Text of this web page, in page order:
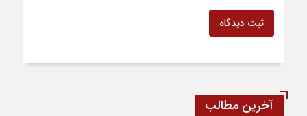
ثبت دیدگاه
آخرین مطالب